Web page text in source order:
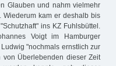
Glauben und nahm vielmehr
Wiederum kam er deshalb bis
ins KZ Fuhlsbüttel.
Voigt im Hamburger
"nochmals ernstlich zur
von Überlebenden dieser Zeit